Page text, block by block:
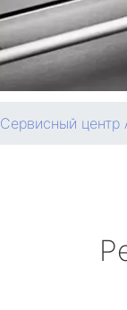
Сервисный центр